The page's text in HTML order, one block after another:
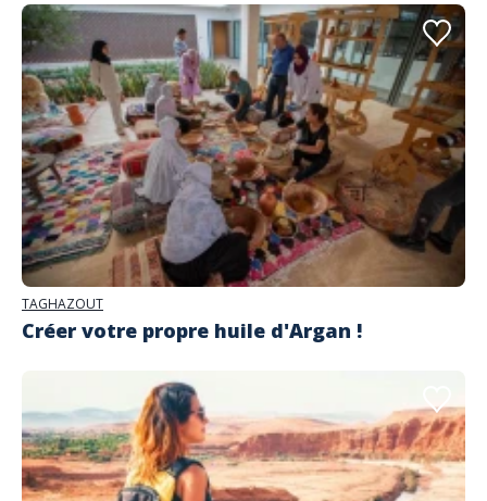
TAGHAZOUT
Créer votre propre huile d'Argan !